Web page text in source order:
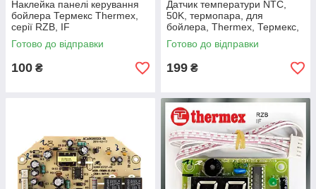
Наклейка панелі керування
бойлера Термекс Thermex,
серії RZB, IF
Готово до відправки
100 ₴
Датчик температури NTC,
50K, термопара, для
бойлера, Thermex, Термекс,
Electrolux, Електролюкс,
Zanussi, Зануссі, BALLU,
Готово до відправки
199 ₴